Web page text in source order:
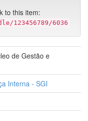
to this item:
123456789/6036
de Gestão e
Interna - SGI